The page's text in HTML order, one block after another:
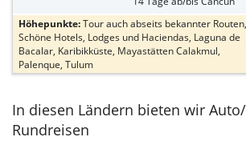
Höhepunkte:Tour auch abseits bekannter Routen,
Schöne Hotels, Lodges und Haciendas, Laguna de
Bacalar, Karibikküste, Mayastätten Calakmul,
Palenque, Tulum
In diesen Ländern bieten wir
Rundreisen